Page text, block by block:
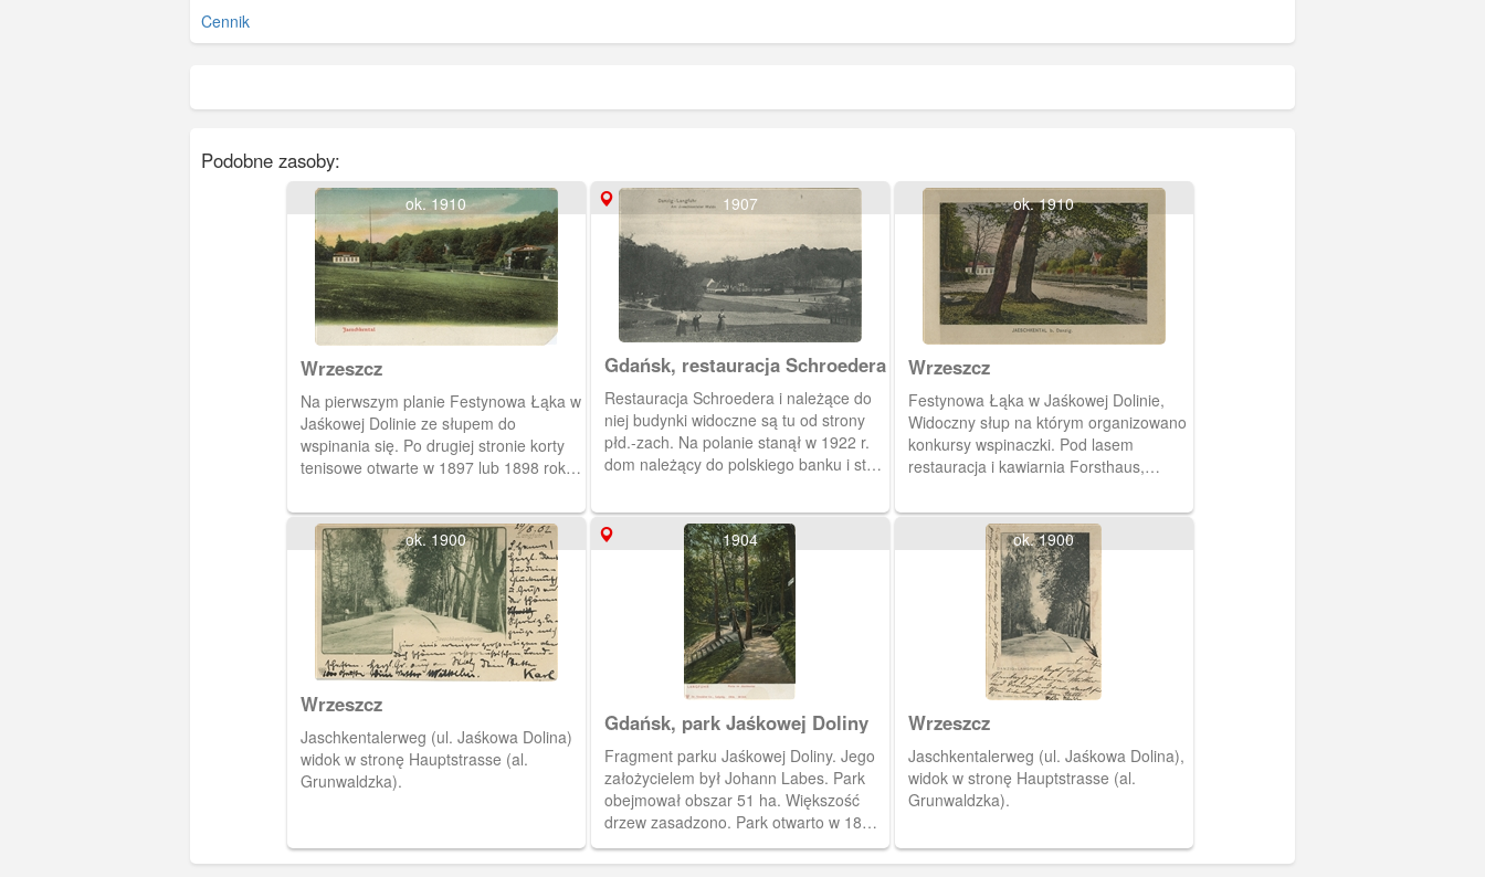
Cennik
Podobne zasoby:
ok. 1910
Wrzeszcz
Na pierwszym planie Festynowa Łąka w
Jaśkowej Dolinie ze słupem do
wspinania się. Po drugiej stronie korty
tenisowe otwarte w 1897 lub 1898 roku.
kawiarnia Forsthaus, mieszcząca się w
willi w stylu szwajcarskim, zbudowana w
1884 roku.
1907
Gdańsk, restauracja Schroedera
Restauracja Schroedera i należące do
niej budynki widoczne są tu od strony
płd.-zach. Na polanie stanął w 1922 r.
dom należący do polskiego banku i stoi
bok na prawo to Na Wzgórzu.
ok. 1910
Wrzeszcz
Festynowa Łąka w Jaśkowej Dolinie,
Widoczny słup na którym organizowano
konkursy wspinaczki. Pod lasem
restauracja i kawiarnia Forsthaus,
ok. 1900
Wrzeszcz
Jaschkentalerweg (ul. Jaśkowa Dolina)
widok w stronę Hauptstrasse (al.
Grunwaldzka).
1904
Gdańsk, park Jaśkowej Doliny
Fragment parku Jaśkowej Doliny. Jego
założycielem był Johann Labes. Park
obejmował obszar 51 ha. Większość
drzew zasadzono. Park otwarto w 1837
r. i było to jeden z pierwszych miejskich
parków w Europie.
ok. 1900
Wrzeszcz
Jaschkentalerweg (ul. Jaśkowa Dolina),
widok w stronę Hauptstrasse (al.
Grunwaldzka).